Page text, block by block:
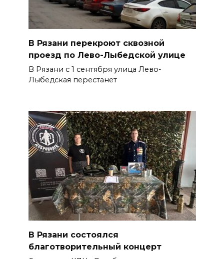
В Рязани перекроют сквозной
проезд по Лево-Лыбедской улице
В Рязани с 1 сентября улица Лево-
Лыбедская перестанет
В Рязани состоялся
благотворительный концерт